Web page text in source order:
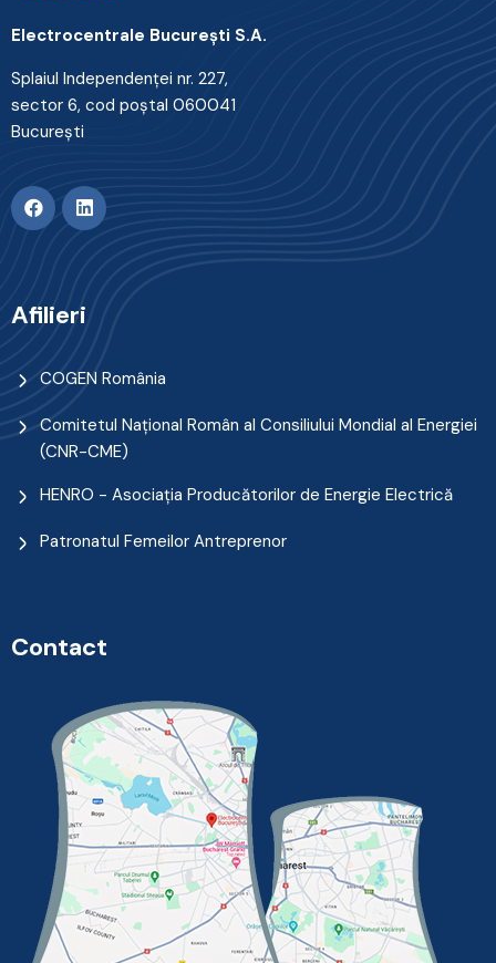
Electrocentrale Bucureşti S.A.
Splaiul Independenţei nr. 227,
sector 6, cod poştal 060041
Bucureşti
Afilieri
COGEN România
Comitetul Naţional Român al Consiliului Mondial al Energiei
(CNR-CME)
HENRO - Asociația Producătorilor de Energie Electrică
Patronatul Femeilor Antreprenor
Contact